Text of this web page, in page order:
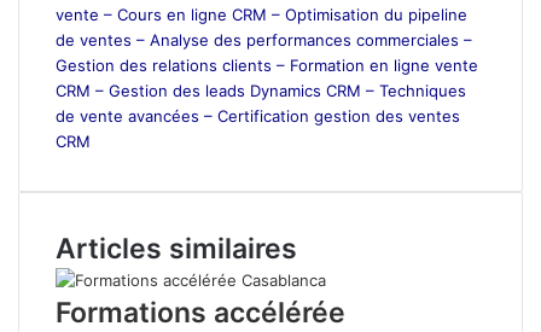
vente – Cours en ligne CRM – Optimisation du pipeline
de ventes – Analyse des performances commerciales –
Gestion des relations clients – Formation en ligne vente
CRM – Gestion des leads Dynamics CRM – Techniques
de vente avancées – Certification gestion des ventes
CRM
Articles similaires
Formations accélérée